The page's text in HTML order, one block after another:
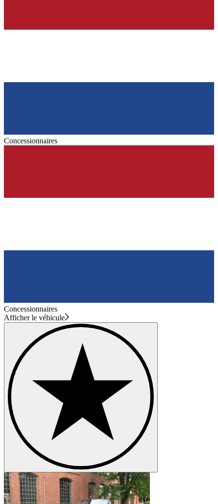
Concessionnaires
Concessionnaires
Afficher le véhicule